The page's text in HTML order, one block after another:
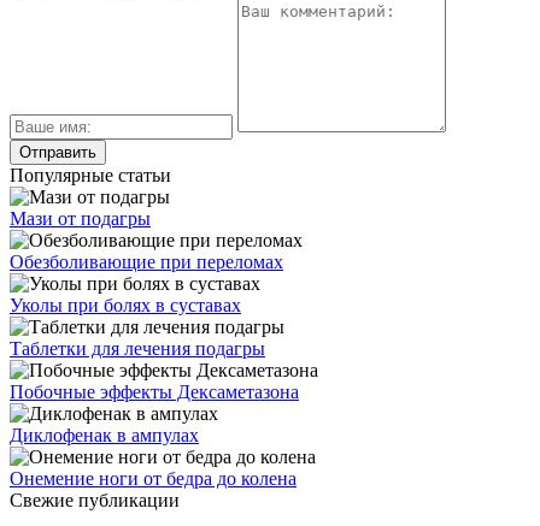
Популярные статьи
Мази от подагры
Обезболивающие при переломах
Уколы при болях в суставах
Таблетки для лечения подагры
Побочные эффекты Дексаметазона
Диклофенак в ампулах
Онемение ноги от бедра до колена
Свежие публикации